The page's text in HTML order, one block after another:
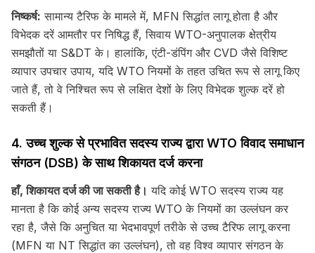
निष्कर्ष: सामान्य टैरिफ के मामले में, MFN सिद्धांत लागू होता है और
विभेदक दरें आमतौर पर निषिद्ध हैं, सिवाय WTO-अनुपालक क्षेत्रीय
समझौतों या S&DT के। हालांकि, एंटी-डंपिंग और CVD जैसे विशिष्ट
व्यापार उपचार उपाय, यदि WTO नियमों के तहत उचित रूप से लागू किए
जाते हैं, तो वे निश्चित रूप से लक्षित देशों के लिए विभेदक शुल्क दरें हो
सकती हैं।
4. उच्च शुल्क से प्रभावित सदस्य राज्य द्वारा WTO विवाद समाधान
संगठन (DSB) के साथ शिकायत दर्ज करना
हाँ, शिकायत दर्ज की जा सकती है। यदि कोई WTO सदस्य राज्य यह
मानता है कि कोई अन्य सदस्य राज्य WTO के नियमों का उल्लंघन कर
रहा है, जैसे कि अनुचित या भेदभावपूर्ण तरीके से उच्च टैरिफ लागू करना
(MFN या NT सिद्धांत का उल्लंघन), तो वह विश्व व्यापार संगठन के